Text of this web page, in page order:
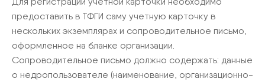
предоставить в ТФГИ саму учетную карточку в
нескольких экземплярах и сопроводительное письмо,
оформленное на бланке организации.
Сопроводительное письмо должно содержать: данные
о недропользователе (наименование, организационно-